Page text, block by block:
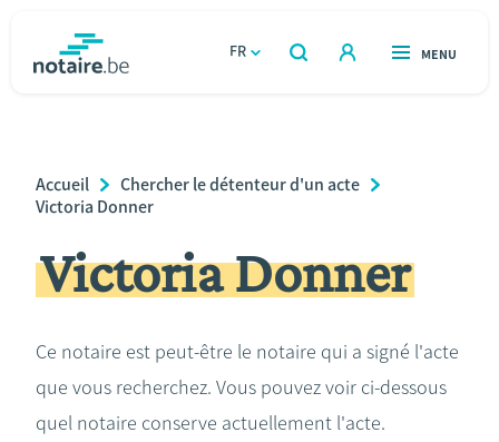
FR
OUVERT
RECHERCHER
OUVERT
MENU
Relations et vivre ensemble
Héritage et donations
Le notaire
Breadcrumb
Accueil
Chercher le détenteur d'un acte
Victoria Donner
Victoria Donner
Ce notaire est peut-être le notaire qui a signé l'acte
que vous recherchez. Vous pouvez voir ci-dessous
quel notaire conserve actuellement l'acte.